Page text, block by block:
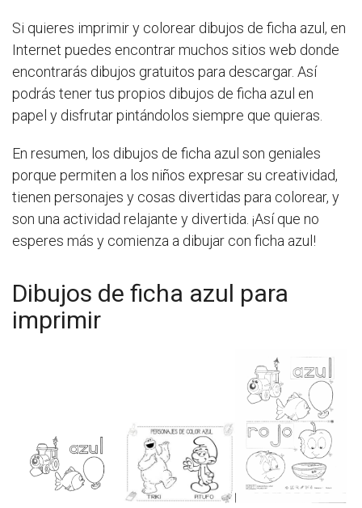
Si quieres imprimir y colorear dibujos de ficha azul, en
Internet puedes encontrar muchos sitios web donde
encontrarás dibujos gratuitos para descargar. Así
podrás tener tus propios dibujos de ficha azul en
papel y disfrutar pintándolos siempre que quieras.
En resumen, los dibujos de ficha azul son geniales
porque permiten a los niños expresar su creatividad,
tienen personajes y cosas divertidas para colorear, y
son una actividad relajante y divertida. ¡Así que no
esperes más y comienza a dibujar con ficha azul!
Dibujos de ficha azul para
imprimir